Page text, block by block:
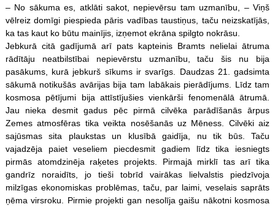
– No sākuma es, atklāti sakot, nepievērsu tam uzmanību, – Viņš
vēlreiz domīgi piespieda pāris vadības taustiņus, taču neizskatījās,
ka tas kaut ko būtu mainījis, izņemot ekrāna spilgto nokrāsu.
Jebkurā citā gadījumā arī pats kapteinis Bramts nelielai ātruma
rādītāju neatbilstībai nepievērstu uzmanību, taču šis nu bija
pasākums, kurā jebkurš sīkums ir svarīgs. Daudzas 21. gadsimta
sākumā notikušās avārijas bija tam labākais pierādījums. Līdz tam
kosmosa pētījumi bija attīstījušies vienkārši fenomenālā ātrumā.
Jau nieka desmit gadus pēc pirmā cilvēka parādīšanās ārpus
Zemes atmosfēras tika veikta nosēšanās uz Mēness. Cilvēki aiz
sajūsmas sita plaukstas un klusībā gaidīja, nu tik būs. Taču
vajadzēja paiet veseliem piecdesmit gadiem līdz tika iesniegts
pirmās atomdzinēja raķetes projekts. Pirmajā mirklī tas arī tika
gandrīz noraidīts, jo tieši tobrīd vairākas lielvalstis piedzīvoja
milzīgas ekonomiskas problēmas, taču, par laimi, veselais saprāts
ņēma virsroku. Pirmie projekti gan nesolīja gaišu nākotni kosmosa